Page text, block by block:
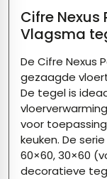
Cifre Nexus
Vlagsma
De Cifre Nexus
gezaagde
De tegel is
voor
keuken. De
60×60, 30×60
decoratieve